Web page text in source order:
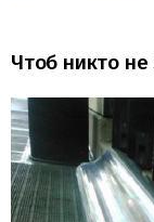
Чтоб никто